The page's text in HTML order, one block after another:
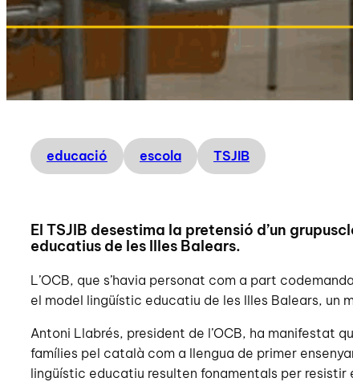
educació escola TSJIB
El TSJIB desestima la pretensió d’un
educatius de les Illes Balears.
L’OCB, que s’havia personat com a part
el model lingüístic educatiu de les Illes Balears, un
Antoni Llabrés, president de l’OCB, ha manifestat
famílies pel català com a llengua de primer
lingüístic educatiu resulten fonamentals per resistir